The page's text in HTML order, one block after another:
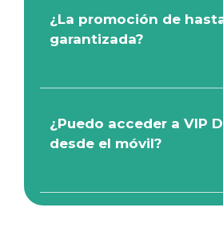
¿La promoción de
garantizada?
¿Puedo acceder a VIP
desde el móvil?